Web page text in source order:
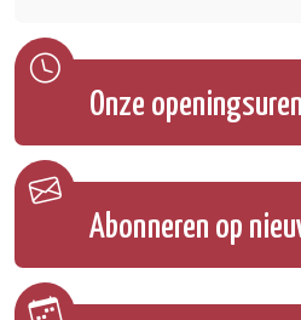
Onze openingsuren
Abonneren op